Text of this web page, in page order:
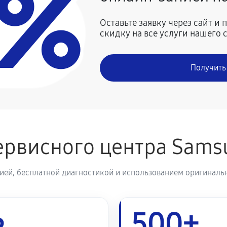
S21 Ultra
1490 руб
Galaxy S21 Ultra 450 руб
540 руб
Оставьте заявку через сайт
скидку на все услуги нашего
центра
бесплатной диагностикой и использованием